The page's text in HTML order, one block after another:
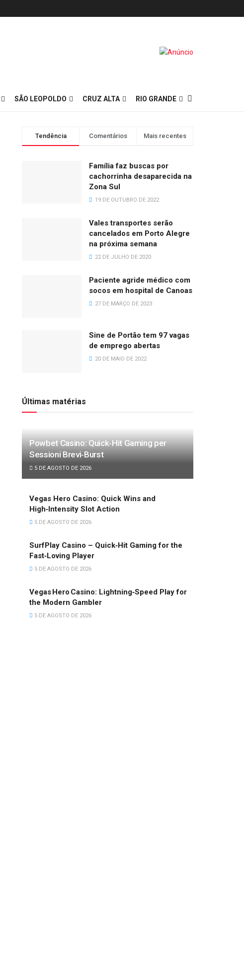
SÃO LEOPOLDO CRUZ ALTA RIO GRANDE
Tendência Comentários Mais recentes
Família faz buscas por
cachorrinha desaparecida na
Zona Sul
19 DE OUTUBRO DE 2022
Vales transportes serão
cancelados em Porto Alegre
na próxima semana
22 DE JULHO DE 2020
Paciente agride médico com
socos em hospital de Canoas
27 DE MARÇO DE 2023
Sine de Portão tem 97 vagas
de emprego abertas
20 DE MAIO DE 2022
Últimas matérias
Powbet Casino: Quick‑Hit Gaming per
Sessioni Brevi‑Burst
5 DE AGOSTO DE 2026
Vegas Hero Casino: Quick Wins and
High‑Intensity Slot Action
5 DE AGOSTO DE 2026
SurfPlay Casino – Quick‑Hit Gaming for the
Fast‑Loving Player
5 DE AGOSTO DE 2026
Vegas Hero Casino: Lightning‑Speed Play for
the Modern Gambler
5 DE AGOSTO DE 2026